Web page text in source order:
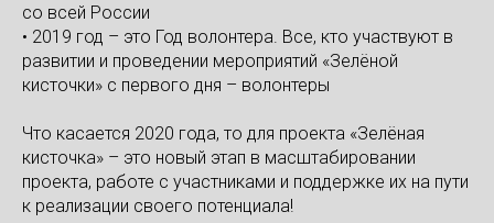
со всей России ⠀
• 2019 год – это Год волонтера. Все, кто участвуют в
развитии и проведении мероприятий «Зелёной
кисточки» с первого дня – волонтеры⠀
Что касается 2020 года, то для проекта «Зелёная
кисточка» – это новый этап в масштабировании
проекта, работе с участниками и поддержке их на пути
к реализации своего потенциала!⠀